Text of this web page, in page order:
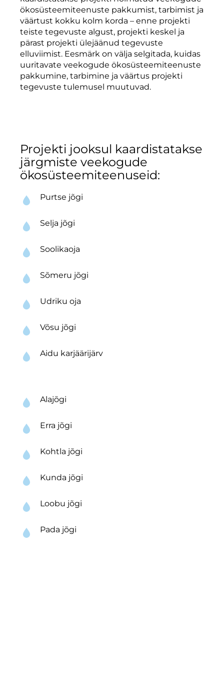
ökosüsteemiteenuste pakkumist, tarbimist ja
väärtust kokku kolm korda – enne projekti
teiste tegevuste algust, projekti keskel ja
pärast projekti ülejäänud tegevuste
elluviimist. Eesmärk on välja selgitada, kuidas
uuritavate veekogude ökosüsteemiteenuste
pakkumine, tarbimine ja väärtus projekti
tegevuste tulemusel muutuvad.
Projekti jooksul kaardistatakse
järgmiste veekogude
ökosüsteemiteenuseid:
Purtse jõgi
Selja jõgi
Soolikaoja
Sõmeru jõgi
Udriku oja
Võsu jõgi
Aidu karjäärijärv
Alajõgi
Erra jõgi
Kohtla jõgi
Kunda jõgi
Loobu jõgi
Pada jõgi